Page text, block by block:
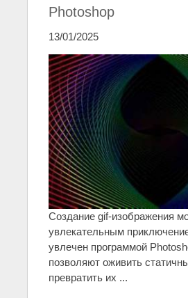
Photoshop
13/01/2025
Создание gif-изображения
увлекательным
увлечен программой
позволяют оживить
превратить их ...